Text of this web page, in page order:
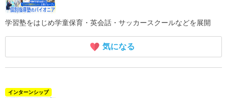
学習塾をはじめ学童保育・英会話・サッカースクールなどを展開
気になる
インターンシップ